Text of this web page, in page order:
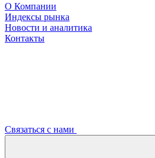
О Компании
Индексы рынка
Новости и аналитика
Контакты
Связаться с нами